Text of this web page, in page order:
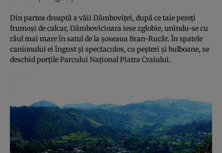
Din partea dreaptă a văii Dâmboviţei, după ce taie pereţi
frumoşi de calcar, Dâmbovicioara iese zglobie, unindu-se cu
râul mai mare în satul de la şoseaua Bran-Rucăr. În spatele
canionului ei îngust şi spectaculos, cu peşteri şi bulboane, se
deschid porţile Parcului Naţional Piatra Craiului.